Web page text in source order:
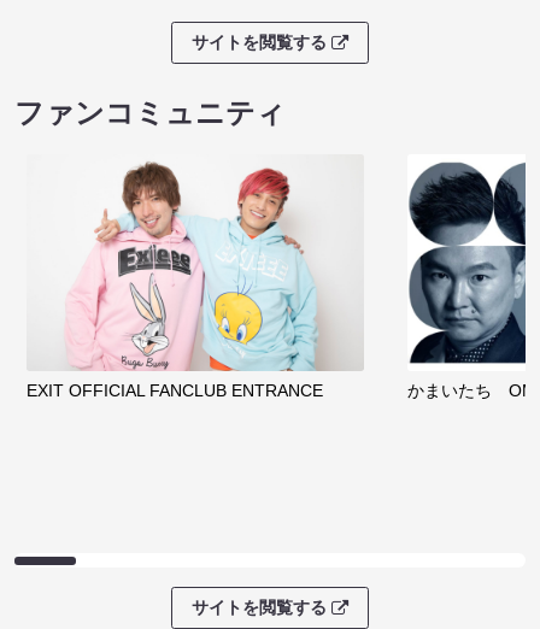
サイトを閲覧する
ファンコミュニティ
EXIT OFFICIAL FANCLUB ENTRANCE かまいたち
サイトを閲覧する